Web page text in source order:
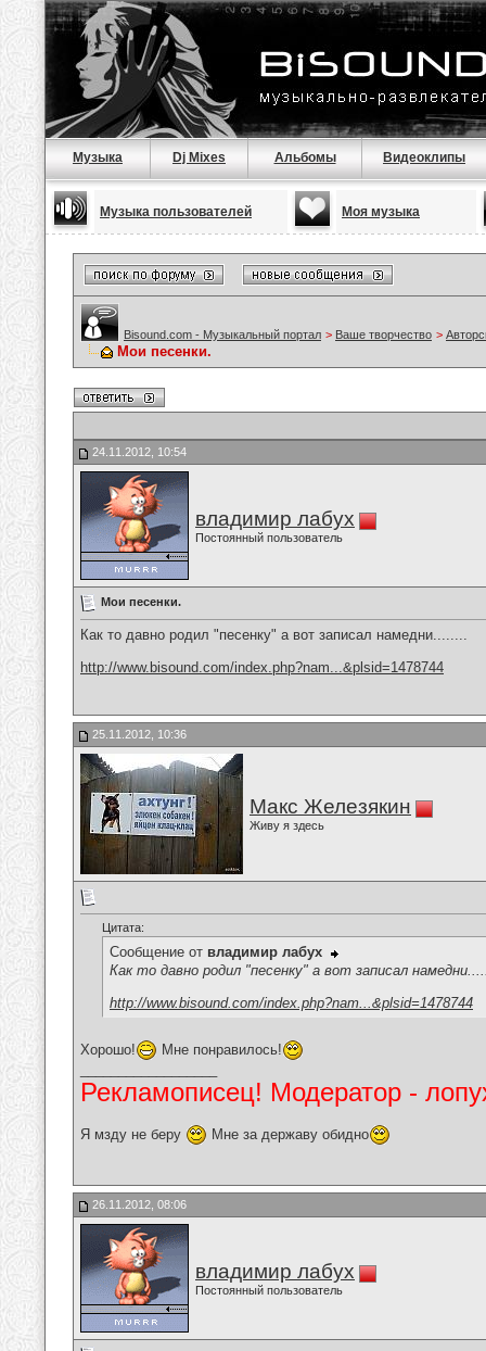
Музыка Dj Mixes Альбомы Видеоклипы
Музыка пользователей Моя музыка
Bisound.com - Музыкальный портал > Ваше творчество >
Мои песенки.
24.11.2012, 10:54
владимир лабух
Постоянный пользователь
Мои песенки.
Как то давно родил "песенку" а вот записал намедни........
http://www.bisound.com/index.php?nam...&plsid=1478744
25.11.2012, 10:36
Макс Железякин
Живу я здесь
Цитата:
Сообщение от владимир лабух
Как то давно родил "песенку" а вот записал
http://www.bisound.com/index.php?nam...&plsid=1478744
Хорошо!
Мне понравилось!
Рекламописец! Модератор -
Я мзду не беру Мне за державу обидно
26.11.2012, 08:06
владимир лабух
Постоянный пользователь